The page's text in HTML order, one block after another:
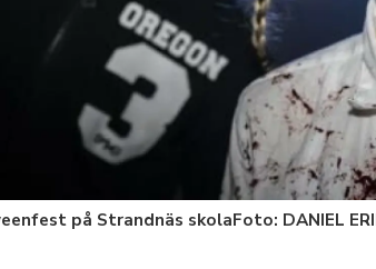
på Strandnäs skolaFoto: DANIEL